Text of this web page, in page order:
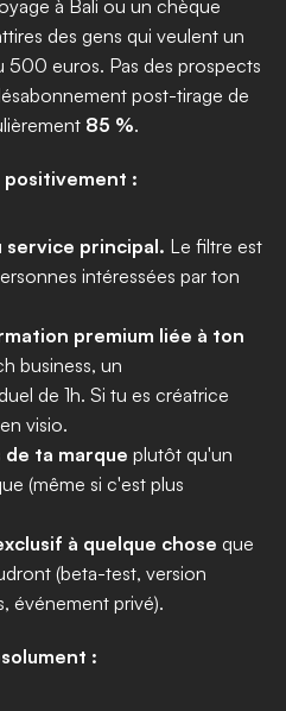
à Bali ou un chèque
des gens qui veulent un
500 euros. Pas des prospects
post-tirage de
85 %.
:
principal. Le filtre est
intéressées par ton
premium liée à ton
business, un
de 1h. Si tu es créatrice
visio.
ta marque plutôt qu'un
(même si c'est plus
à quelque chose que
(beta-test, version
événement privé).
: